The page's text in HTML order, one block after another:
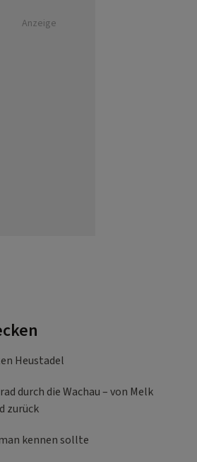
Anzeige
Heustadel
durch die Wachau – von Melk
zurück
kennen sollte